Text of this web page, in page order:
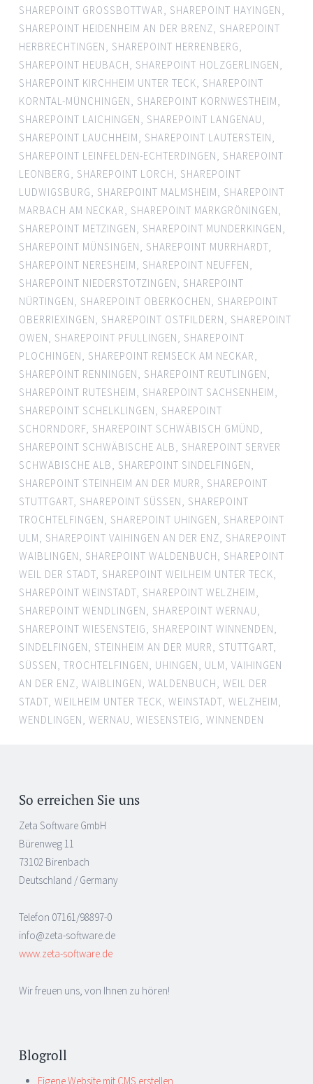
SHAREPOINT GROSSBOTTWAR , SHAREPOINT HAYINGEN,
SHAREPOINT HEIDENHEIM AN DER BRENZ, SHAREPOINT
HERBRECHTINGEN, SHAREPOINT HERRENBERG,
SHAREPOINT HEUBACH, SHAREPOINT HOLZGERLINGEN,
SHAREPOINT KIRCHHEIM UNTER TECK, SHAREPOINT
KORNTAL-MÜNCHINGEN, SHAREPOINT KORNWESTHEIM,
SHAREPOINT LAICHINGEN, SHAREPOINT LANGENAU,
SHAREPOINT LAUCHHEIM, SHAREPOINT LAUTERSTEIN,
SHAREPOINT LEINFELDEN-ECHTERDINGEN, SHAREPOINT
LEONBERG, SHAREPOINT LORCH, SHAREPOINT
LUDWIGSBURG, SHAREPOINT MALMSHEIM, SHAREPOINT
MARBACH AM NECKAR, SHAREPOINT MARKGRÖNINGEN,
SHAREPOINT METZINGEN, SHAREPOINT MUNDERKINGEN,
SHAREPOINT MÜNSINGEN, SHAREPOINT MURRHARDT,
SHAREPOINT NERESHEIM, SHAREPOINT NEUFFEN,
SHAREPOINT NIEDERSTOTZINGEN, SHAREPOINT
NÜRTINGEN, SHAREPOINT OBERKOCHEN, SHAREPOINT
OBERRIEXINGEN, SHAREPOINT OSTFILDERN, SHAREPOINT
OWEN, SHAREPOINT PFULLINGEN, SHAREPOINT
PLOCHINGEN, SHAREPOINT REMSECK AM NECKAR,
SHAREPOINT RENNINGEN, SHAREPOINT REUTLINGEN,
SHAREPOINT RUTESHEIM, SHAREPOINT SACHSENHEIM,
SHAREPOINT SCHELKLINGEN, SHAREPOINT
SCHORNDORF, SHAREPOINT SCHWÄBISCH GMÜND,
SHAREPOINT SCHWÄBISCHE ALB, SHAREPOINT SERVER
SCHWÄBISCHE ALB, SHAREPOINT SINDELFINGEN,
SHAREPOINT STEINHEIM AN DER MURR, SHAREPOINT
STUTTGART, SHAREPOINT SÜSSEN , SHAREPOINT
TROCHTELFINGEN, SHAREPOINT UHINGEN, SHAREPOINT
ULM, SHAREPOINT VAIHINGEN AN DER ENZ, SHAREPOINT
WAIBLINGEN, SHAREPOINT WALDENBUCH, SHAREPOINT
WEIL DER STADT, SHAREPOINT WEILHEIM UNTER TECK,
SHAREPOINT WEINSTADT, SHAREPOINT WELZHEIM,
SHAREPOINT WENDLINGEN, SHAREPOINT WERNAU,
SHAREPOINT WIESENSTEIG, SHAREPOINT WINNENDEN,
SINDELFINGEN, STEINHEIM AN DER MURR, STUTTGART,
SÜSSEN
, TROCHTELFINGEN, UHINGEN, ULM, VAIHINGEN
AN DER ENZ, WAIBLINGEN, WALDENBUCH, WEIL DER
STADT, WEILHEIM UNTER TECK, WEINSTADT, WELZHEIM,
WENDLINGEN, WERNAU, WIESENSTEIG, WINNENDEN
So erreichen Sie uns
Zeta Software GmbH
Bürenweg 11
73102 Birenbach
Deutschland / Germany
Telefon 07161/98897-0
info@zeta-software.de
www.zeta-software.de
Wir freuen uns, von Ihnen zu hören!
Blogroll
Eigene Website mit CMS erstellen